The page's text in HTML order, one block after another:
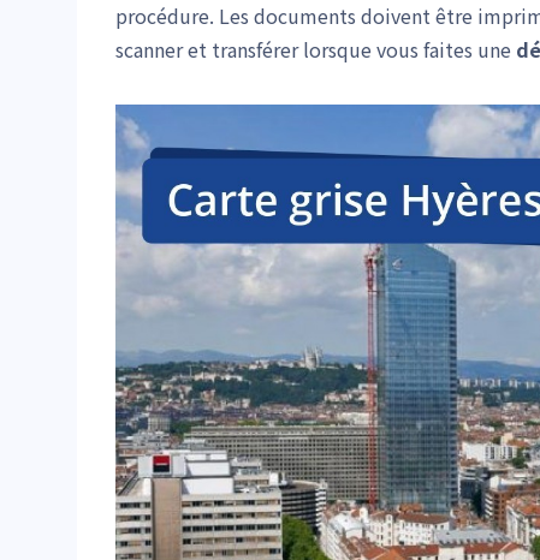
procédure. Les documents doivent être
scanner et transférer lorsque vous faites une